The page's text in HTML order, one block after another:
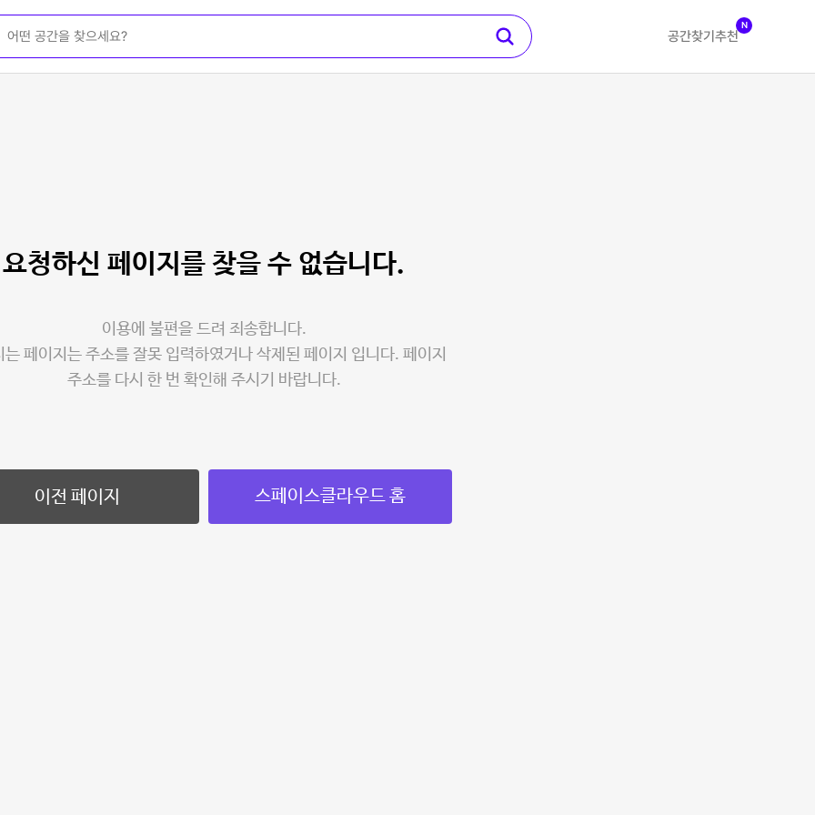
공간찾기 추천
N
요청하신 페이지를 찾을 수 없습니다.
이용에 불편을 드려 죄송합니다.
는 페이지는 주소를 잘못 입력하였거나 삭제된 페이지 입니다. 페이지
주소를 다시 한 번 확인해 주시기 바랍니다.
이전 페이지 스페이스클라우드 홈